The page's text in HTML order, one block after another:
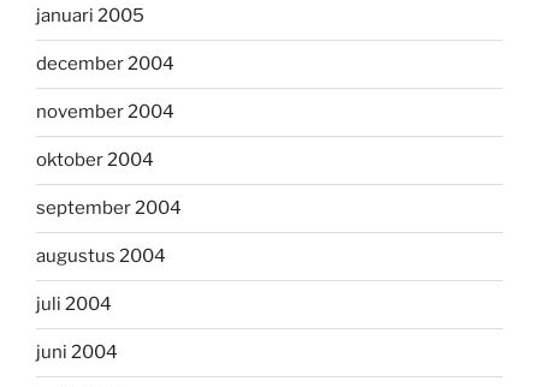
januari 2005
december 2004
november 2004
oktober 2004
september 2004
augustus 2004
juli 2004
juni 2004